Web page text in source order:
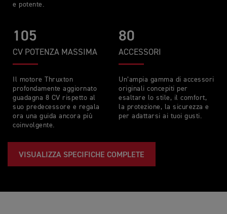
e potente.
105
CV POTENZA MASSIMA
Il motore Thruxton
profondamente aggiornato
guadagna 8 CV rispetto al
suo predecessore e regala
ora una guida ancora più
coinvolgente.
80
ACCESSORI
Un’ampia gamma di accessori
originali concepiti per
esaltare lo stile, il comfort,
la protezione, la sicurezza e
per adattarsi ai tuoi gusti.
VISUALIZZA SPECIFICHE COMPLETE